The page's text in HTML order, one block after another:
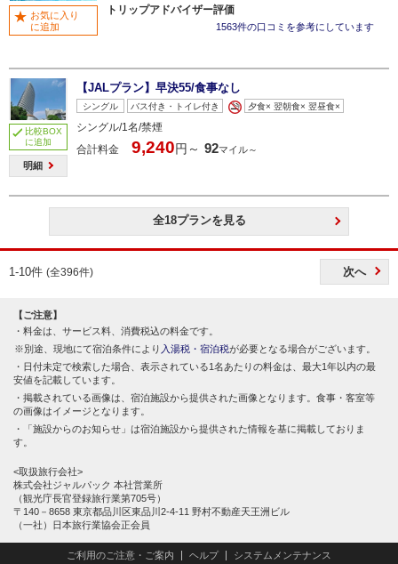
トリップアドバイザー評価
1563件の口コミを参考にしています
お気に入り
に追加
比較BOX
に追加
明細
【JALプラン】早決55/食事なし
シングル バス付き・トイレ付き 夕食× 翌朝食× 翌昼食×
シングル/1名/禁煙
合計料金
9,240円～ 92マイル～
全18プランを見る
1-10件 (全396件) 次へ
【ご注意】
料金は、サービス料、消費税込の料金です。
別途、現地にて宿泊条件により 入湯税・宿泊税が必要となる場合がございます。
日付未定で検索した場合、表示されている1名あたりの料金は、最大1年以内の最
安値を記載しています。
掲載されている画像は、宿泊施設から提供された画像となります。食事・客室等
の画像はイメージとなります。
「施設からのお知らせ」は宿泊施設から提供された情報を基に掲載しておりま
す。
<取扱旅行会社>
株式会社ジャルパック 本社営業所
（観光庁長官登録旅行業第705号）
〒140－8658 東京都品川区東品川2-4-11 野村不動産天王洲ビル
（一社）日本旅行業協会正会員
ご利用のご注意・ご案内 ヘルプ システムメンテナンス